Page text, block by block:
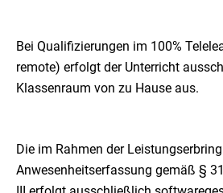
Bei Qualifizierungen im 100%
remote) erfolgt der Unterricht
Klassenraum von zu Hause aus.
Die im Rahmen der
Anwesenheitserfassung gemäß §